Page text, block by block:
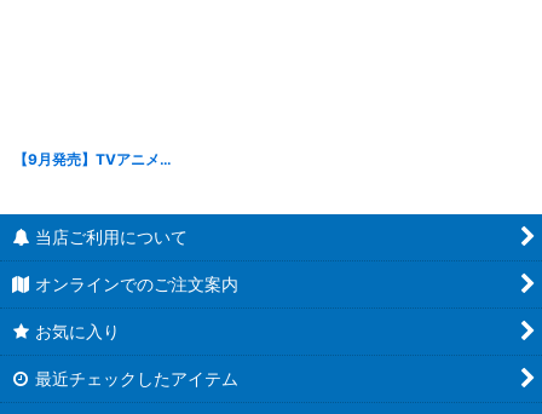
【9月発売】TVアニメ「鬼滅の刃」 ほわぬい vol.2
当店ご利用について
オンラインでのご注文案内
お気に入り
最近チェックしたアイテム